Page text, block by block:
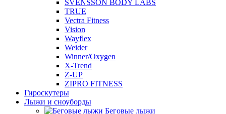
SVENSSON BODY LABS
TRUE
Vectra Fitness
Vision
Wayflex
Weider
Winner/Oxygen
X-Trend
Z-UP
ZIPRO FITNESS
Гироскутеры
Лыжи и сноуборды
Беговые лыжи